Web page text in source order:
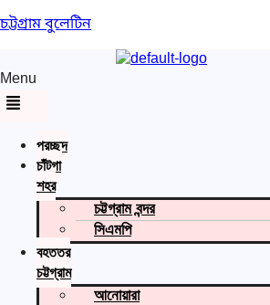
চট্টগ্রাম বুলেটিন
Menu
প্রচ্ছদ
চাঁটগা
শহর
চট্টগ্রাম বন্দর
সিএমপি
বৃহত্তর
চট্টগ্রাম
আনোয়ারা